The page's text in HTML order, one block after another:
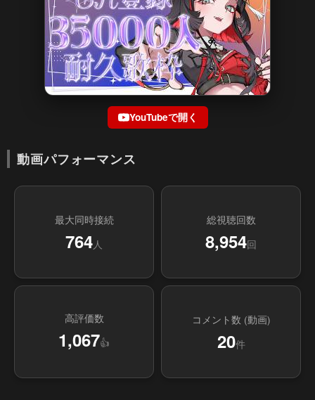
YouTubeで開く
動画パフォーマンス
最大同時接続
764人
総視聴回数
8,954回
高評価数
1,067👍
コメント数 (動画)
20件